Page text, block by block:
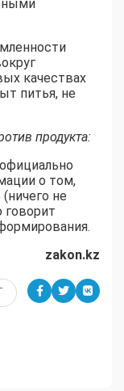
качествах
питья, не
продукта:
о том,
не
говорит
zakon.kz